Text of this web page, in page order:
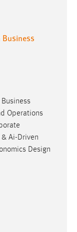
Operations
Ai-Driven
Design